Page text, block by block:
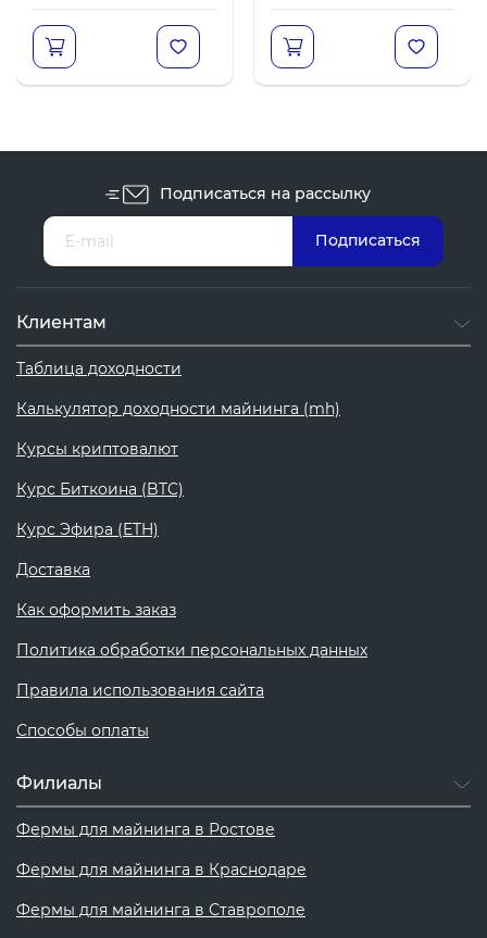
Подписаться на рассылку
Клиентам
Таблица доходности
Калькулятор доходности майнинга (mh)
Курсы криптовалют
Курс Биткоина (BTC)
Курс Эфира (ETH)
Доставка
Как оформить заказ
Политика обработки персональных данных
Правила использования сайта
Способы оплаты
Филиалы
Фермы для майнинга в Ростове
Фермы для майнинга в Краснодаре
Фермы для майнинга в Ставрополе